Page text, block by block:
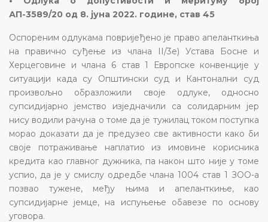
АП-3589/20 од 8. јуна 2022. године, став 45
Оспореним одлукама повријеђено је право апеланткиња
на правично суђење из члана II/3е) Устава Босне и
Херцеговине и члана 6 став 1 Европске конвенције у
ситуацији када су Општински суд и Кантонални суд
произвољно образложили своје одлуке, односно
супсидијарно јемство изједначили са солидарним јер
нису водили рачуна о томе да је тужилац током поступка
морао доказати да је предузео све активности како би
своје потраживање наплатио из имовине корисника
кредита као главног дужника, па након што није у томе
успио, да је у смислу одредбе члана 1004 став 1 ЗОО-а
позвао тужене, међу њима и апеланткиње, као
супсидијарне јемце, на испуњење обавезе по основу
уговора.